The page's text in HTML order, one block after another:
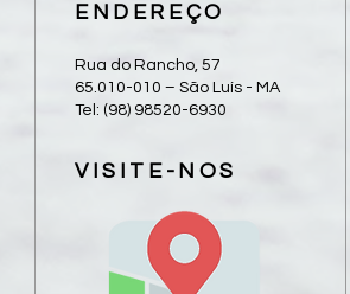
ENDEREÇO
Rua do Rancho, 57
65.010-010 – São Luís - MA
Tel: (98) 98520-6930
VISITE-NOS